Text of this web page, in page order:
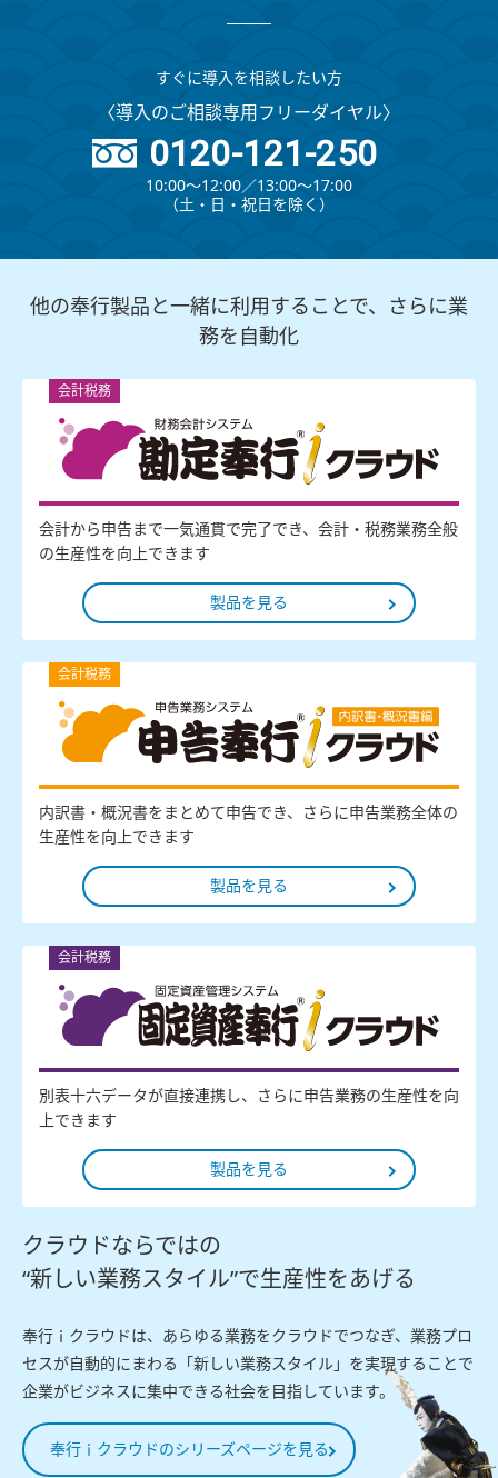
すぐに導入を相談したい方
〈導入のご相談専用フリーダイヤル〉
0120-121-250
10:00～12:00∕13:00～17:00
（⼟・⽇・祝⽇を除く）
他の奉行製品と一緒に利用することで、さらに業
務を自動化
会計税務
会計から申告まで一気通貫で完了でき、会計・税務業務全般
の生産性を向上できます
製品を見る
会計税務
内訳書・概況書をまとめて申告でき、さらに申告業務全体の
生産性を向上できます
製品を見る
会計税務
別表十六データが直接連携し、さらに申告業務の生産性を向
上できます
製品を見る
クラウドならではの
“新しい業務スタイル”で生産性をあげる
奉行ｉクラウドは、あらゆる業務をクラウドでつなぎ、業務プロ
セスが自動的にまわる「新しい業務スタイル」を実現することで
企業がビジネスに集中できる社会を目指しています。
奉行ｉクラウドのシリーズページを見る